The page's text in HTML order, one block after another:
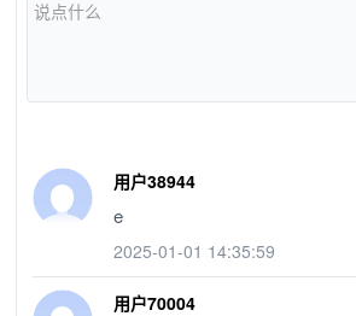
用户38944
e
2025-01-01 14:35:59
用户70004